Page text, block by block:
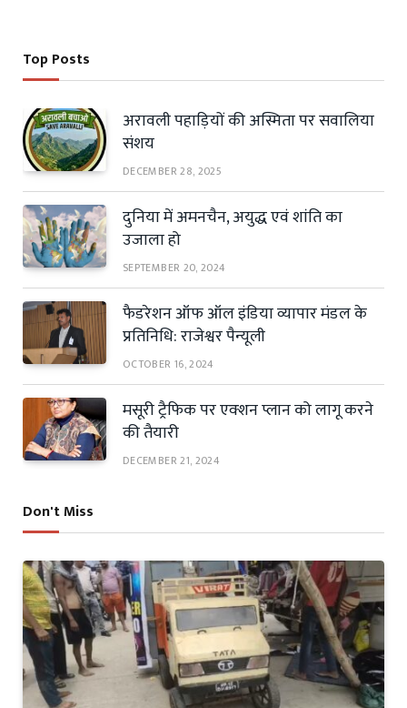
Top Posts
अरावली पहाड़ियों की अस्मिता पर सवालिया
संशय
DECEMBER 28, 2025
दुनिया में अमनचैन, अयुद्ध एवं शांति का
उजाला हो
SEPTEMBER 20, 2024
फैडरेशन ऑफ ऑल इंडिया व्यापार मंडल के
प्रतिनिधि: राजेश्वर पैन्यूली
OCTOBER 16, 2024
मसूरी ट्रैफिक पर एक्शन प्लान को लागू करने
की तैयारी
DECEMBER 21, 2024
Don't Miss